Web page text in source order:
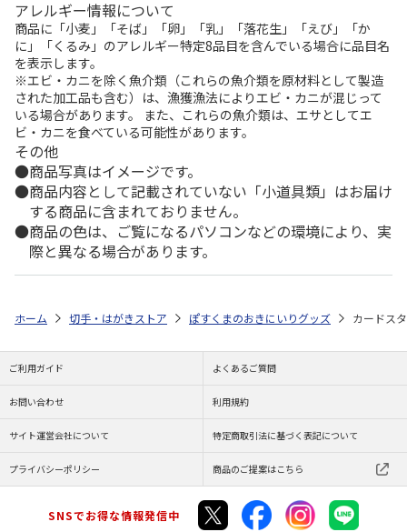
アレルギー情報について
商品に「小麦」「そば」「卵」「乳」「落花生」「えび」「か
に」「くるみ」のアレルギー特定8品目を含んでいる場合に品目名
を表示します。
※エビ・カニを除く魚介類（これらの魚介類を原材料として製造
された加工品も含む）は、漁獲漁法によりエビ・カニが混じって
いる場合があります。 また、これらの魚介類は、エサとしてエ
ビ・カニを食べている可能性があります。
その他
商品写真はイメージです。
商品内容として記載されていない「小道具類」はお届け
する商品に含まれておりません。
商品の色は、ご覧になるパソコンなどの環境により、実
際と異なる場合があります。
ホーム 切手・はがきストア ぽすくまのおきにいりグッズ カードス
ご利用ガイド よくあるご質問
お問い合わせ 利用規約
サイト運営会社について 特定商取引法に基づく表記について
プライバシーポリシー 商品のご提案はこちら
SNSでお得な情報発信中